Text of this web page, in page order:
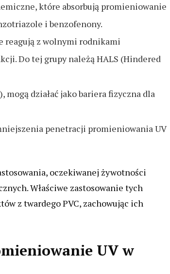
które absorbują promieniowanie
i benzofenony.
reagują z wolnymi rodnikami
Do tej grupy należą HALS (Hindered
działać jako bariera fizyczna dla
penetracji promieniowania UV
oczekiwanej żywotności
Właściwe zastosowanie tych
z twardego PVC, zachowując ich
UV w